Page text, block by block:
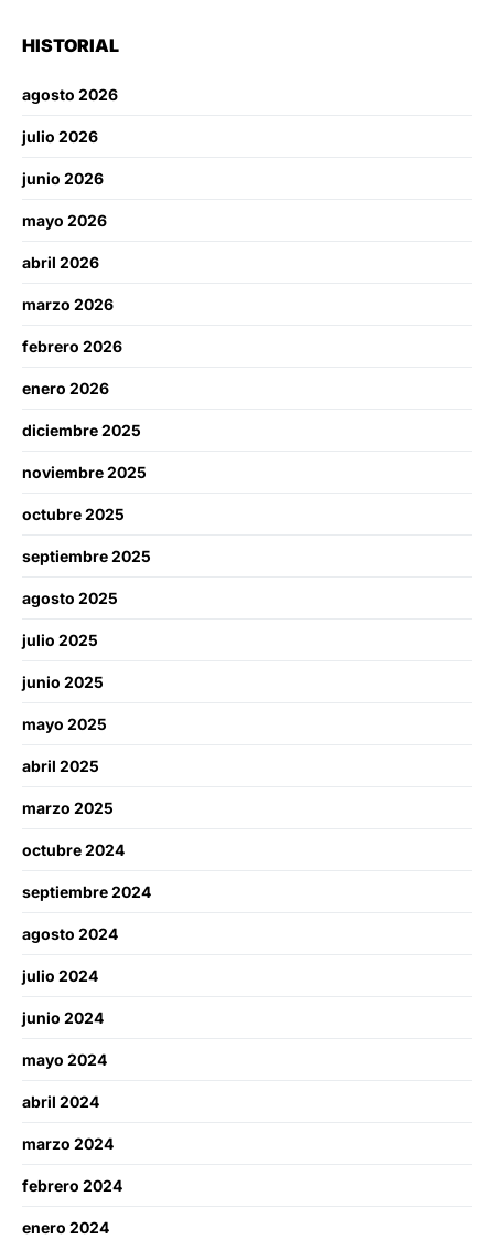
HISTORIAL
agosto 2026
julio 2026
junio 2026
mayo 2026
abril 2026
marzo 2026
febrero 2026
enero 2026
diciembre 2025
noviembre 2025
octubre 2025
septiembre 2025
agosto 2025
julio 2025
junio 2025
mayo 2025
abril 2025
marzo 2025
octubre 2024
septiembre 2024
agosto 2024
julio 2024
junio 2024
mayo 2024
abril 2024
marzo 2024
febrero 2024
enero 2024